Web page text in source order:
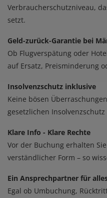
Verbraucherschutzniveau,
setzt.
Geld-zurück-Garantie bei
​​​​​​​Ob Flugverspätung oder
auf Ersatz, Preisminderung
Insolvenzschutz inklusive
Keine bösen
gesetzlichen Insolvenzschutz
Klare Info - Klare Rechte
​​​​​​​Vor der Buchung erhalten
verständlicher Form – so
Ein Ansprechpartner für
​​​​​​​Egal ob Umbuchung,